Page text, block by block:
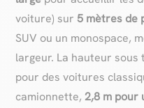
voiture) sur 5 mètres de
SUV ou un monospace,
largeur. La hauteur sous
pour des voitures
camionnette, 2,8 m pour